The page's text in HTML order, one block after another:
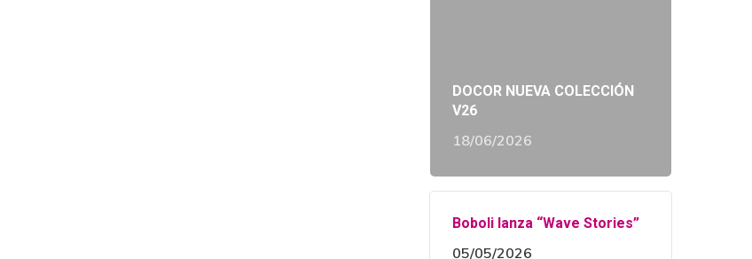
DOCOR NUEVA COLECCIÓN
V26
18/06/2026
Boboli lanza “Wave Stories”
05/05/2026